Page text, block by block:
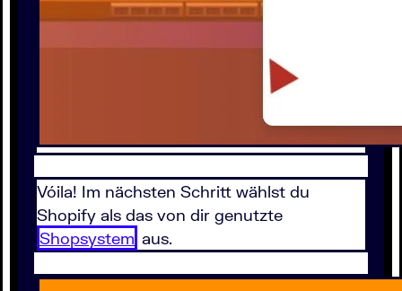
Vóila! Im nächsten Schritt wählst du
Shopify als das von dir genutzte
Shopsystem aus.